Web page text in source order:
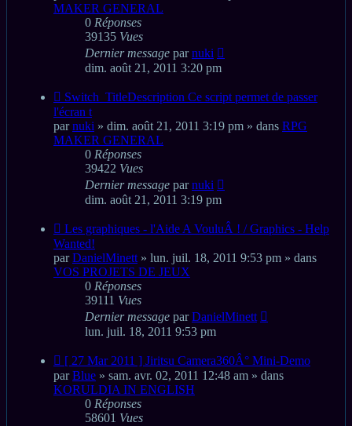
MAKER GENERAL
0 Réponses
39135 Vues
Dernier message parnuki
dim. août 21, 2011 3:20 pm
Nouveau
message
Switch_TitleDescription Ce script permet de passer
l'écran t
parnuki » dim. août 21, 2011 3:19 pm » dans RPG
MAKER GENERAL
0 Réponses
39422 Vues
Dernier message parnuki
dim. août 21, 2011 3:19 pm
Nouveau
message
Les graphiques - l'Aide A VouluÂ ! / Graphics - Help
Wanted!
parDanielMinett» lun. juil. 18, 2011 9:53 pm » dans
VOS PROJETS DE JEUX
0 Réponses
39111 Vues
Dernier message parDanielMinett
lun. juil. 18, 2011 9:53 pm
Nouveau
message
[ 27 Mar 2011 ] Jiritsu Camera360Â° Mini-Demo
parBlue » sam. avr. 02, 2011 12:48 am » dans
KORULDIA IN ENGLISH
0 Réponses
58601 Vues